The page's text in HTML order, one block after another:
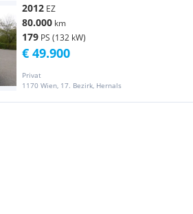
2012 EZ
80.000 km
179 PS (132 kW)
Privat
1170 Wien, 17. Bezirk, Hernals
€ 49.900